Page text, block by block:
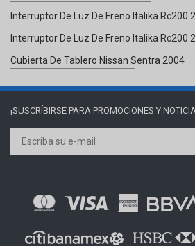
Interruptor De Luz De Freno Italika Rc200
Interruptor De Luz De Freno Italika Rc200
Cubierta De Tablero Nissan Sentra 2004
¡SUSCRÍBIRSE PARA PROMOCIONES Y